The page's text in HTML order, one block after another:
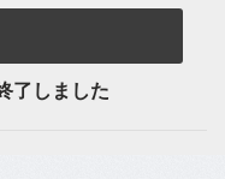
了しました